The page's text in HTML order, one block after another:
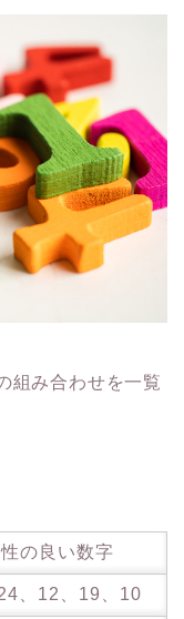
組み合わせを一覧
の良い数字
、12、19、10